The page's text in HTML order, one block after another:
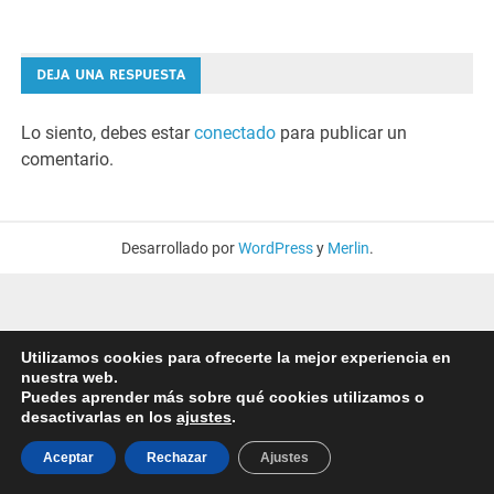
DEJA UNA RESPUESTA
Lo siento, debes estarconectado para publicar un
comentario.
Desarrollado porWordPressy Merlin.
Utilizamos cookies para ofrecerte la mejor experiencia en
nuestra web.
Puedes aprender más sobre qué cookies utilizamos o
desactivarlas en los ajustes.
Aceptar Rechazar Ajustes